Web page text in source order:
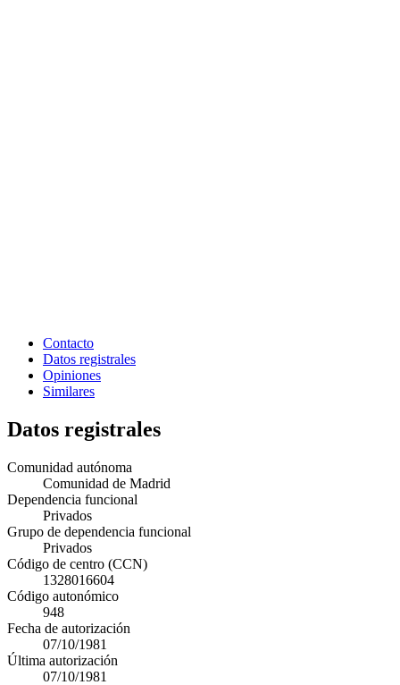
Contacto
Datos registrales
Opiniones
Similares
Datos registrales
Comunidad autónoma
Comunidad de Madrid
Dependencia funcional
Privados
Grupo de dependencia funcional
Privados
Código de centro (CCN)
1328016604
Código autonómico
948
Fecha de autorización
07/10/1981
Última autorización
07/10/1981